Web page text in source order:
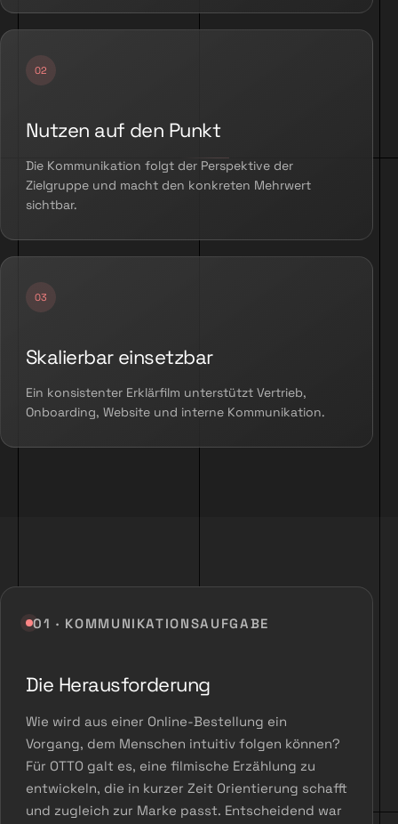
Nutzen auf den Punkt
Die Kommunikation folgt der Perspektive der
Zielgruppe und macht den konkreten Mehrwert
sichtbar.
Skalierbar einsetzbar
Ein konsistenter Erklärfilm unterstützt Vertrieb,
Onboarding, Website und interne Kommunikation.
01 · KOMMUNIKATIONSAUFGABE
Die Herausforderung
Wie wird aus einer Online-Bestellung ein
Vorgang, dem Menschen intuitiv folgen können?
Für OTTO galt es, eine filmische Erzählung zu
entwickeln, die in kurzer Zeit Orientierung schafft
und zugleich zur Marke passt. Entscheidend war